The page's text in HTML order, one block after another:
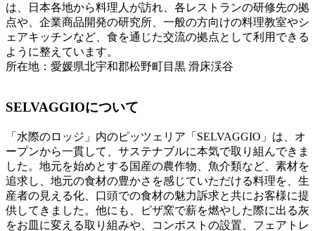
は、日本各地から料理人が訪れ、各レストランの研修先の拠
点や、企業商品開発の研究所、一般の方向けの料理教室やシ
ェアキッチンなど、食を通じた交流の拠点として利用できる
ように整えています。
所在地：愛媛県北宇和郡松野町目黒 滑床渓谷
SELVAGGIOについて
「水際のロッジ」内のピッツェリア「SELVAGGIO」は、オ
ープンから一貫して、サステナブルに本気で取り組んできま
した。地元を始めとする国産の農作物、魚介類など、素材を
追求し、地元の食材の豊かさを感じていただける料理を、生
産者の見える化、口頭での食材の魅力訴求と共にお客様に提
供してきました。他にも、ピザ窯で薪を燃やした際に出る灰
をお皿に変える取り組みや、コンポストの設置、フェアトレ